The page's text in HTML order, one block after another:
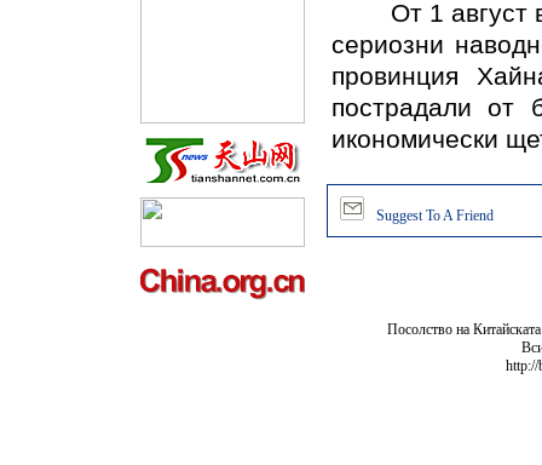
От 1 август в
сериозни
провинция
пострадали от
икономически
Suggest To A Friend
Посолство на
http://